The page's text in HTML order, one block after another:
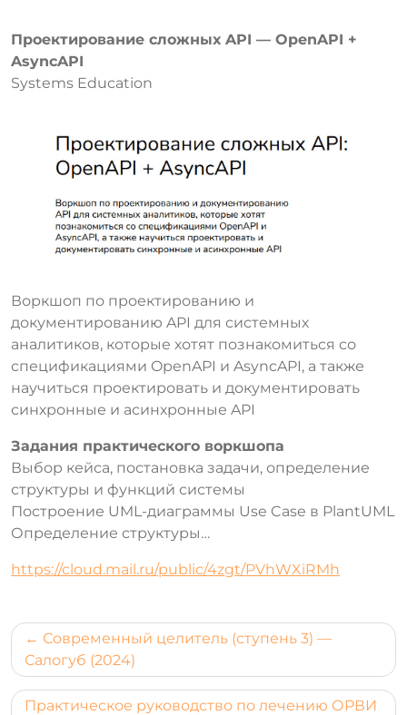
Проектирование сложных API — OpenAPI +
AsyncAPI
Systems Education
Воркшоп по проектированию и
документированию API для системных
аналитиков, которые хотят познакомиться со
спецификациями OpenAPI и AsyncAPI, а также
научиться проектировать и документировать
синхронные и асинхронные API
Задания практического воркшопа
Выбор кейса, постановка задачи, определение
структуры и функций системы
Построение UML-диаграммы Use Case в PlantUML
Определение структуры…
https://cloud.mail.ru/public/4zgt/PVhWXiRMh
Навигация
по
записям
Современный целитель (ступень 3) —
Салогуб (2024)
Практическое руководство по лечению ОРВИ